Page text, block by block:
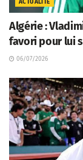
ACTUALITÉ
Algérie :
favori pour lui
06/07/2026